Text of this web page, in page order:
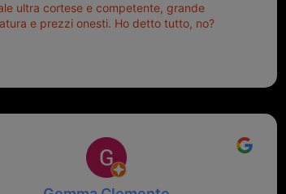
ultra cortese e competente, grande
e prezzi onesti. Ho detto tutto, no?